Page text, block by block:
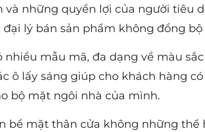
và những quyền lợi của người tiêu
lý bán sản phẩm không đồng
nhiều mẫu mã, đa dạng về màu
ô lấy sáng giúp cho khách hàng
bộ mặt ngôi nhà của mình.
bề mặt thân cửa không những thể